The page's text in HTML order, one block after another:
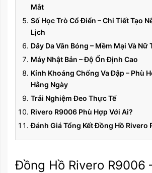
Mắt
Số Học Trò Cổ Điển – Chi Tiết Tạo
Lịch
Dây Da Vân Bóng – Mềm Mại Và Nữ
Máy Nhật Bản – Độ Ổn Định Cao
Kính Khoáng Chống Va Đập – Phù
Hằng Ngày
Trải Nghiệm Đeo Thực Tế
Rivero R9006 Phù Hợp Với Ai?
Đánh Giá Tổng Kết Đồng Hồ Rivero
Đồng Hồ Rivero R9006